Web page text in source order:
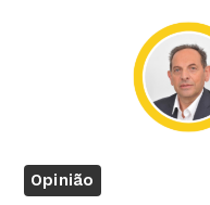
Opinião